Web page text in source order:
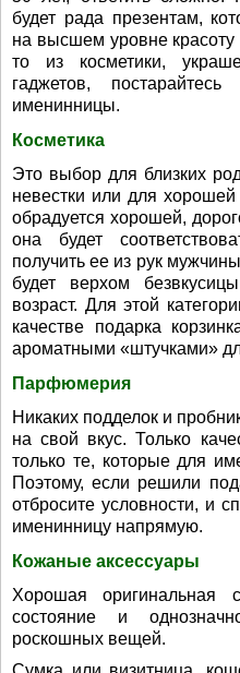
будет рада презентам,
на высшем уровне
то из косметики,
гаджетов,
именинницы.
Косметика
Это выбор для близких
невестки или для
обрадуется хорошей,
она будет
получить ее из рук
будет верхом
возраст. Для этой
качестве подарка
ароматными «штучками»
Парфюмерия
Никаких подделок и
на свой вкус. Только
только те, которые для
Поэтому, если решили
отбросите условности, и
именинницу напрямую.
Кожаные аксессуары
Хорошая оригинальная
состояние и
роскошных вещей.